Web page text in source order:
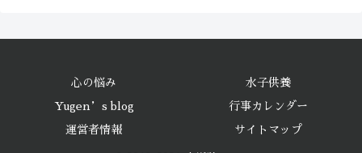
心の悩み 水子供養
Yugen’s blog 行事カレンダー
運営者情報 サイトマップ